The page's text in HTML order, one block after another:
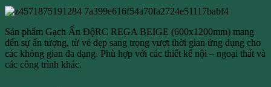
Sản phẩm Gạch Ấn ĐộRC REGA BEIGE (600x1200mm) mang
đến sự ấn tượng, từ vẻ đẹp sang trọng vượt thời gian ứng dụng cho
các không gian đa dạng. Phù hợp với các thiết kế nội – ngoại thất và
các công trình khác.